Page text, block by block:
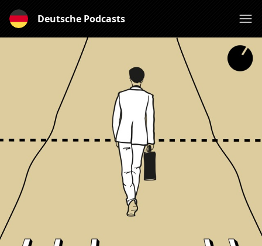
Deutsche Podcasts